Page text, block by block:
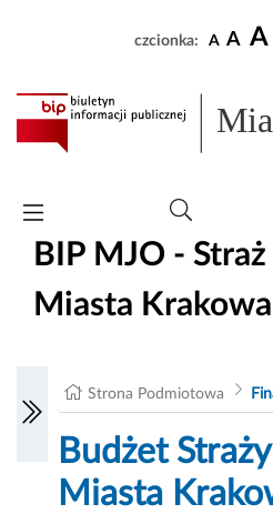
czcionka: A A A
BIP MJO -
Miasta Krakowa
Strona Podmiotowa
Budżet
Miasta